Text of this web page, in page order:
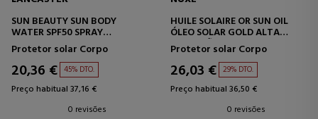
SUN BEAUTY SUN BODY
WATER SPF50 SPRAY
PROTETOR SOLAR CORPORAL
Protetor solar Corpo
20,36 € 45% DTO.
Preço habitual 37,16 €
0 revisões
HUILE SOLAIRE OR SUN OIL
ÓLEO SOLAR GOLD ALTA
PROTEÇÃO FPS 50
Protetor solar Corpo
26,03 € 29% DTO.
Preço habitual 36,50 €
0 revisões